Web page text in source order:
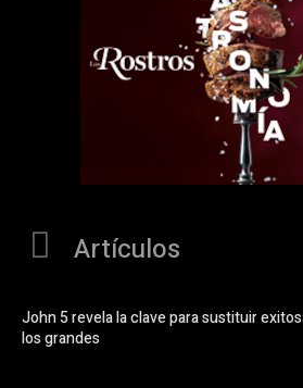
Artículos
John 5 revela la clave para sustituir
los grandes